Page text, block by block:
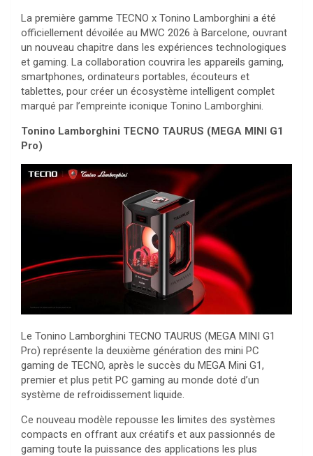
La première gamme TECNO x Tonino Lamborghini a été
officiellement dévoilée au MWC 2026 à Barcelone, ouvrant
un nouveau chapitre dans les expériences technologiques
et gaming. La collaboration couvrira les appareils gaming,
smartphones, ordinateurs portables, écouteurs et
tablettes, pour créer un écosystème intelligent complet
marqué par l’empreinte iconique Tonino Lamborghini.
Tonino Lamborghini TECNO TAURUS (MEGA MINI G1
Pro)
Le Tonino Lamborghini TECNO TAURUS (MEGA MINI G1
Pro) représente la deuxième génération des mini PC
gaming de TECNO, après le succès du MEGA Mini G1,
premier et plus petit PC gaming au monde doté d’un
système de refroidissement liquide.
Ce nouveau modèle repousse les limites des systèmes
compacts en offrant aux créatifs et aux passionnés de
gaming toute la puissance des applications les plus